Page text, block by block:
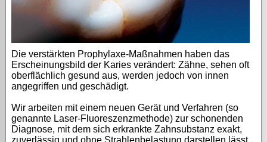
Die verstärkten Prophylaxe-Maßnahmen haben das
Erscheinungsbild der Karies verändert: Zähne, sehen oft
oberflächlich gesund aus, werden jedoch von innen
angegriffen und geschädigt.
Wir arbeiten mit einem neuen Gerät und Verfahren (so
genannte Laser-Fluoreszenzmethode) zur schonenden
Diagnose, mit dem sich erkrankte Zahnsubstanz exakt,
zuverlässig und ohne Strahlenbelastung darstellen lässt.